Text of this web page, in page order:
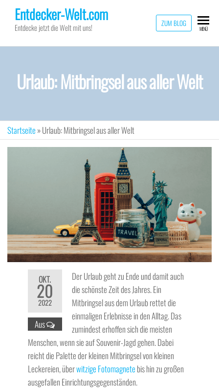
springen
Entdecker-Welt.com
Entdecke jetzt die Welt mit uns! ZUM BLOG
MENÜ
Urlaub: Mitbringsel aus aller Welt
Startseite »Urlaub: Mitbringsel aus aller Welt
OKT.
20
2022
Aus
Der Urlaub geht zu Ende und damit auch
die schönste Zeit des Jahres. Ein
Mitbringsel aus dem Urlaub rettet die
einmaligen Erlebnisse in den Alltag. Das
zumindest erhoffen sich die meisten
Menschen, wenn sie auf Souvenir-Jagd gehen. Dabei
reicht die Palette der kleinen Mitbringsel von kleinen
Leckereien, überwitzige Fotomagnete bis hin zu großen
ausgefallen Einrichtungsgegenständen.